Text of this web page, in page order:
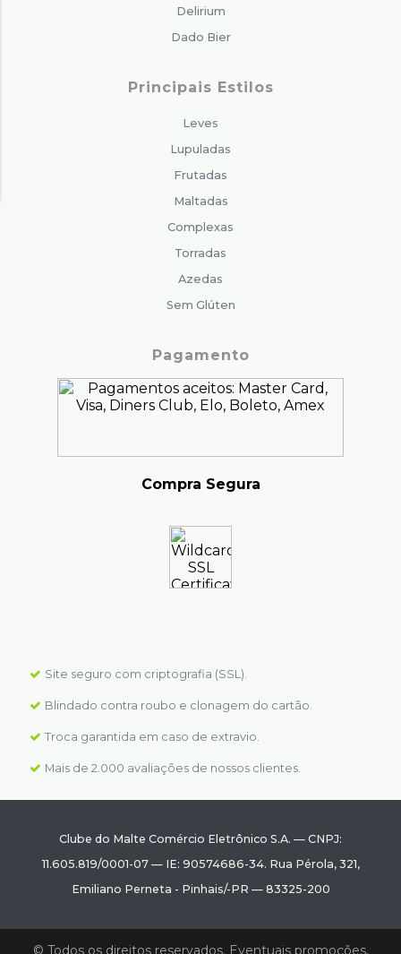
Delirium
Dado Bier
Principais Estilos
Leves
Lupuladas
Frutadas
Maltadas
Complexas
Torradas
Azedas
Sem Glúten
Pagamento
Compra Segura
Site seguro com criptografia (SSL).
Blindado contra roubo e clonagem do cartão.
Troca garantida em caso de extravio.
Mais de 2.000 avaliações de nossos clientes.
Clube do Malte Comércio Eletrônico S.A. — CNPJ:
11.605.819/0001-07— IE: 90574686-34. Rua Pérola, 321,
Emiliano Perneta - Pinhais/-PR — 83325-200
© Todos os direitos reservados. Eventuais promoções,